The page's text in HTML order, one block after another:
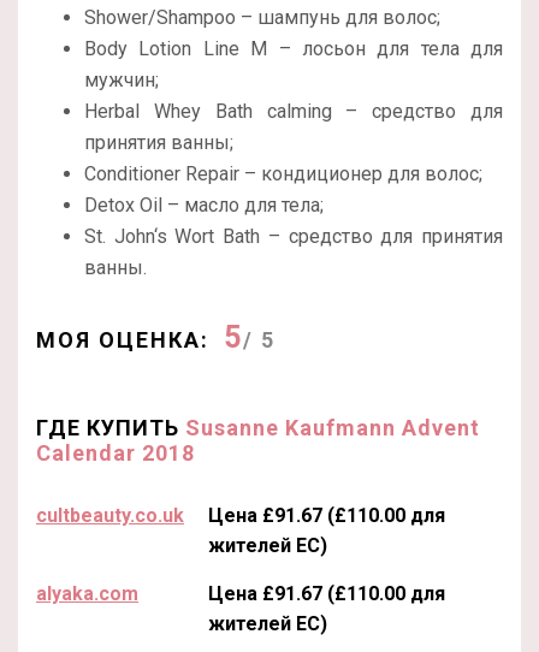
Shower/Shampoo – шампунь для волос;
Body Lotion Line M – лосьон для тела для
мужчин;
Herbal Whey Bath calming – средство для
принятия ванны;
Conditioner Repair – кондиционер для волос;
Detox Oil – масло для тела;
St. John‘s Wort Bath – средство для принятия
ванны.
МОЯ ОЦЕНКА: 5/ 5
ГДЕ КУПИТЬ Susanne Kaufmann Advent
Calendar 2018
cultbeauty.co.uk
Цена £91.67 (£110.00 для
жителей ЕС)
alyaka.com
Цена £91.67 (£110.00 для
жителей ЕС)